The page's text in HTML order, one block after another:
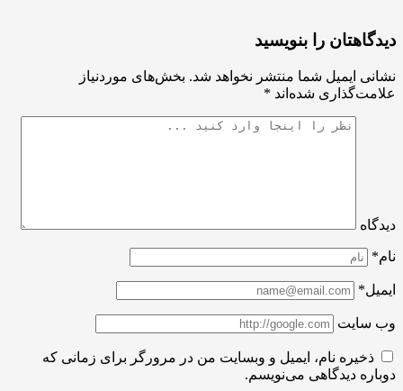
را بنویسید
ایمیل شما منتشر نخواهد شد. بخش‌های موردنیاز
شده‌اند*
ذخیره نام، ایمیل و وبسایت من در مرورگر برای زمانی که
دیدگاهی می‌نویسم.